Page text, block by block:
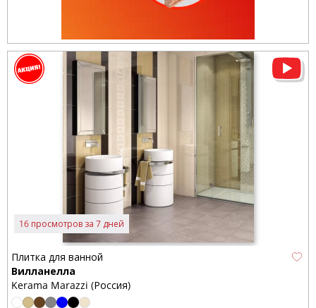
16 просмотров за 7 дней
Плитка для ванной
Вилланелла
Kerama Marazzi (Россия)